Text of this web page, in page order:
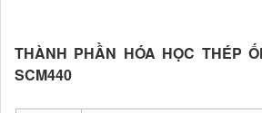
THÀNH PHẦN HÓA HỌC THÉP
SCM440